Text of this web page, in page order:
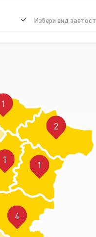
Избери вид заетост
1
2
1
4
1